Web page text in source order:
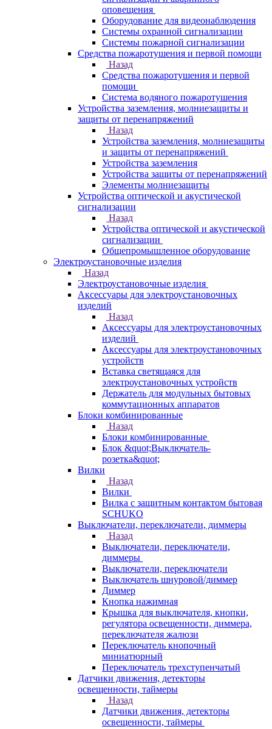
оповещения
Оборудование для видеонаблюдения
Системы охранной сигнализации
Системы пожарной сигнализации
Средства пожаротушения и первой помощи
Назад
Средства пожаротушения и первой
помощи
Система водяного пожаротушения
Устройства заземления, молниезащиты и
защиты от перенапряжений
Назад
Устройства заземления, молниезащиты
и защиты от перенапряжений
Устройства заземления
Устройства защиты от перенапряжений
Элементы молниезащиты
Устройства оптической и акустической
сигнализации
Назад
Устройства оптической и акустической
сигнализации
Общепромышленное оборудование
Электроустановочные изделия
Назад
Электроустановочные изделия
Аксессуары для электроустановочных
изделий
Назад
Аксессуары для электроустановочных
изделий
Аксессуары для электроустановочных
устройств
Вставка светящаяся для
электроустановочных устройств
Держатель для модульных бытовых
коммутационных аппаратов
Блоки комбинированные
Назад
Блоки комбинированные
Блок &quot;Выключатель-
розетка&quot;
Вилки
Назад
Вилки
Вилка с защитным контактом бытовая
SCHUKO
Выключатели, переключатели, диммеры
Назад
Выключатели, переключатели,
диммеры
Выключатели, переключатели
Выключатель шнуровой/диммер
Диммер
Кнопка нажимная
Крышка для выключателя, кнопки,
регулятора освещенности, диммера,
переключателя жалюзи
Переключатель кнопочный
миниатюрный
Переключатель трехступенчатый
Датчики движения, детекторы
освещенности, таймеры
Назад
Датчики движения, детекторы
освещенности, таймеры